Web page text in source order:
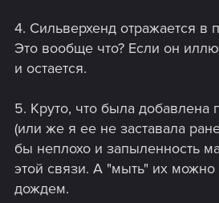
4. Сильверхенд отражается в
Это вообще что? Если он
и остается.
5. Круто, что была добавлена
(или же я ее не заставала
бы неплохо и запыленность
этой связи. А "мыть" их
дождем.